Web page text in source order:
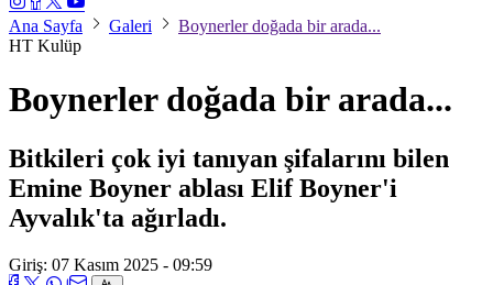
Ana Sayfa Galeri
Boynerler doğada bir arada...
HT Kulüp
Boynerler doğada bir arada...
Bitkileri çok iyi tanıyan şifalarını bilen
Emine Boyner ablası Elif Boyner'i
Ayvalık'ta ağırladı.
Giriş: 07 Kasım 2025 - 09:59